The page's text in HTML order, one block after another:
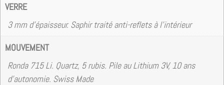
VERRE
3 mm d’épaisseur. Saphir traité anti-reflets à l’intérieur
MOUVEMENT
Ronda 715 Li. Quartz, 5 rubis. Pile au Lithium 3V, 10 ans
d’autonomie. Swiss Made